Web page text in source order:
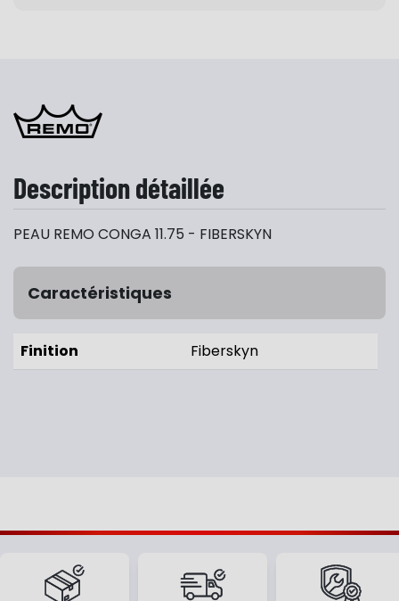
Description détaillée
PEAU REMO CONGA 11.75 - FIBERSKYN
Caractéristiques
Finition Fiberskyn